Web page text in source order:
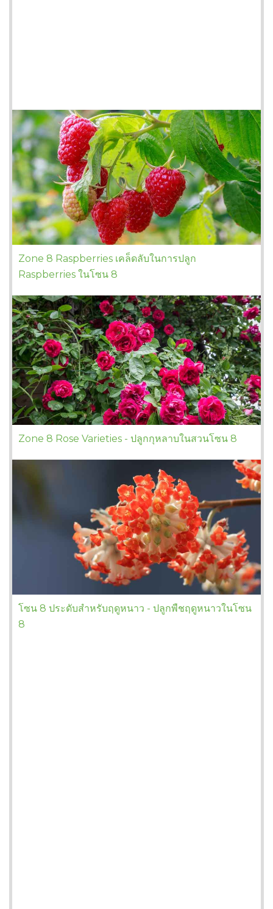
Zone 8 Raspberries เคล็ดลับในการปลูก
Raspberries ในโซน 8
Zone 8 Rose Varieties - ปลูกกุหลาบในสวนโซน 8
โซน 8 ประดับสำหรับฤดูหนาว - ปลูกพืชฤดูหนาวในโซน
8